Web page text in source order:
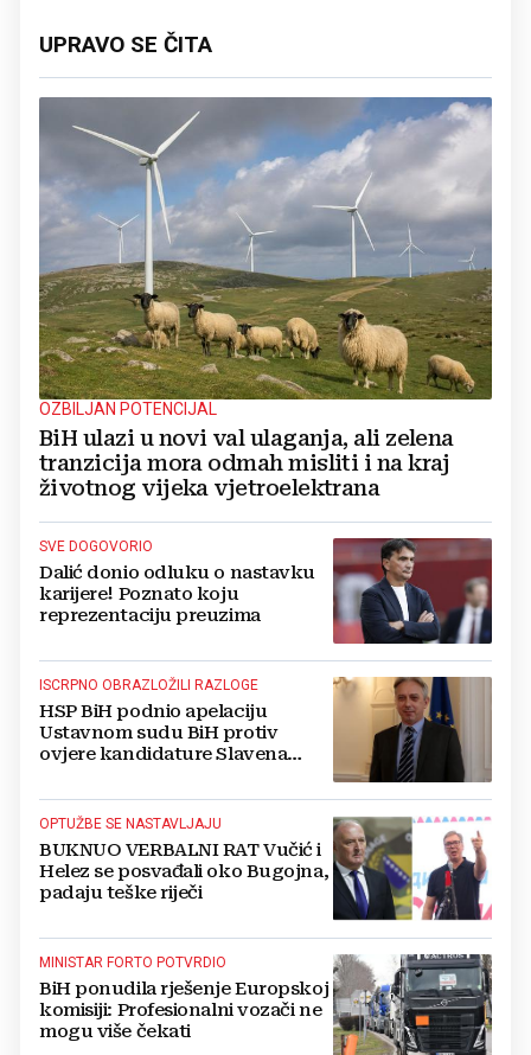
UPRAVO SE ČITA
OZBILJAN POTENCIJAL
BiH ulazi u novi val ulaganja, ali zelena
tranzicija mora odmah misliti i na kraj
životnog vijeka vjetroelektrana
SVE DOGOVORIO
Dalić donio odluku o nastavku
karijere! Poznato koju
reprezentaciju preuzima
ISCRPNO OBRAZLOŽILI RAZLOGE
HSP BiH podnio apelaciju
Ustavnom sudu BiH protiv
ovjere kandidature Slavena
OPTUŽBE SE NASTAVLJAJU
BUKNUO VERBALNI RAT Vučić i
Helez se posvađali oko Bugojna,
padaju teške riječi
MINISTAR FORTO POTVRDIO
BiH ponudila rješenje Europskoj
komisiji: Profesionalni vozači ne
mogu više čekati